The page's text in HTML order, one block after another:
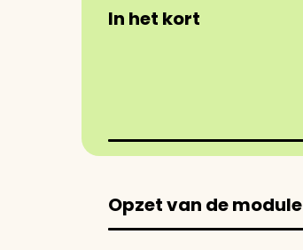
In het kort
Opzet van de module